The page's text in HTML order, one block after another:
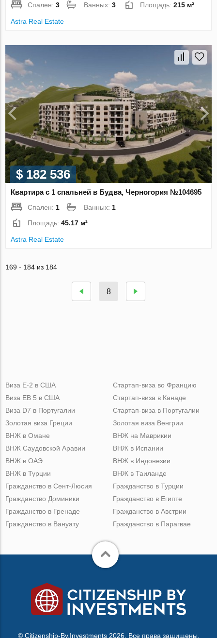
Спален:3 Ванных:3 Площадь:215 м²
Astra Real Estate
$ 182 536
Квартира с 1 спальней в Будва, Черногория №104695
Спален: 1 Ванных: 1
Площадь:45.17 м²
Astra Real Estate
169 - 184 из 184
8
Виза Е-2 в США
Виза ЕВ 5 в США
Виза D7 в Португалии
Золотая виза Греции
Стартап-виза во Францию
Стартап-виза в Канаде
Стартап-виза в Португалии
Золотая виза Венгрии
ВНЖ в Омане
ВНЖ Саудовской Аравии
ВНЖ в ОАЭ
ВНЖ в Турции
ВНЖ на Маврикии
ВНЖ в Испании
ВНЖ в Индонезии
ВНЖ в Таиланде
Гражданство в Сент-Люсия
Гражданство Доминики
Гражданство в Гренаде
Гражданство в Вануату
Гражданство в Турции
Гражданство в Египте
Гражданство в Австрии
Гражданство в Парагвае
© Citizenship-By.Investments 2026. Все права защищены.